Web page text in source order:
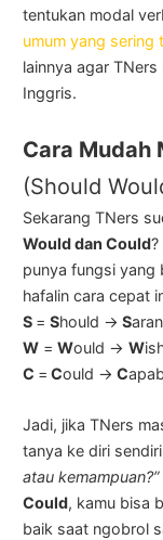
tentukan modal
umum yang sering
lainnya agar
Inggris.
Cara Mudah
(Should
Sekarang TNers
Would dan Could
punya fungsi yang
hafalin cara cepat
S =Should → S
W =Would →W
C = Could → C
Jadi, jika TNers
tanya ke diri
atau kemampuan?”
Could, kamu bisa
baik saat ngobrol